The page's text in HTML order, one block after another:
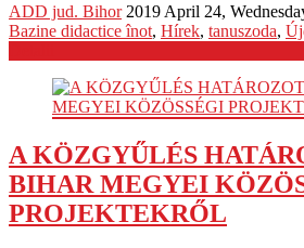
ADD jud. Bihor 2019 April 24,
Bazine didactice înot, Hírek, tanuszoda,
A KÖZGYŰLÉS
BIHAR MEGYEI
PROJEKTEKRŐL